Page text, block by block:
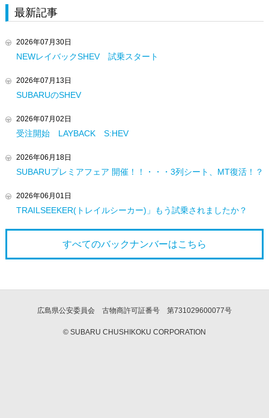
最新記事
2026年07月30日
NEWレイバックSHEV 試乗スタート
2026年07月13日
SUBARUのSHEV
2026年07月02日
受注開始 LAYBACK S:HEV
2026年06月18日
SUBARUプレミアフェア 開催！！・・・3列シート、MT復活！？
2026年06月01日
TRAILSEEKER(トレイルシーカー)」もう試乗されましたか？
すべてのバックナンバーはこちら
広島県公安委員会 古物商許可証番号 第731029600077号
© SUBARU CHUSHIKOKU CORPORATION